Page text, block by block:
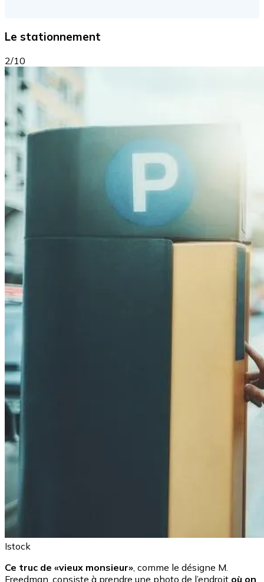
Le stationnement
2/10
Istock
Ce truc de «vieux monsieur» , comme le désigne M.
Freedman, consiste à prendre une photo de l’endroit où on